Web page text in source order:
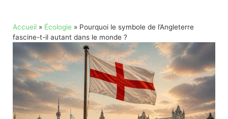
Accueil » Écologie » Pourquoi le symbole de l’Angleterre
fascine-t-il autant dans le monde ?